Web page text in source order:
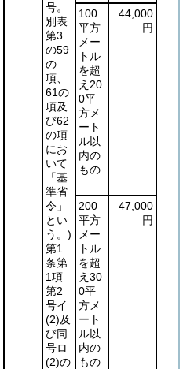
号。
別表
第3
の59
の
項、
61の
項及
び62
の項
にお
いて
「基
準省
令」
とい
う。)
第1
条第
1項
第2
号イ
(2)及
び同
号ロ
(2)の
100
平方
メー
トル
を超
え20
0平
方メ
ート
ル以
内の
もの
44,000
円
200
平方
メー
トル
を超
え30
0平
方メ
ート
ル以
内の
もの
47,000
円